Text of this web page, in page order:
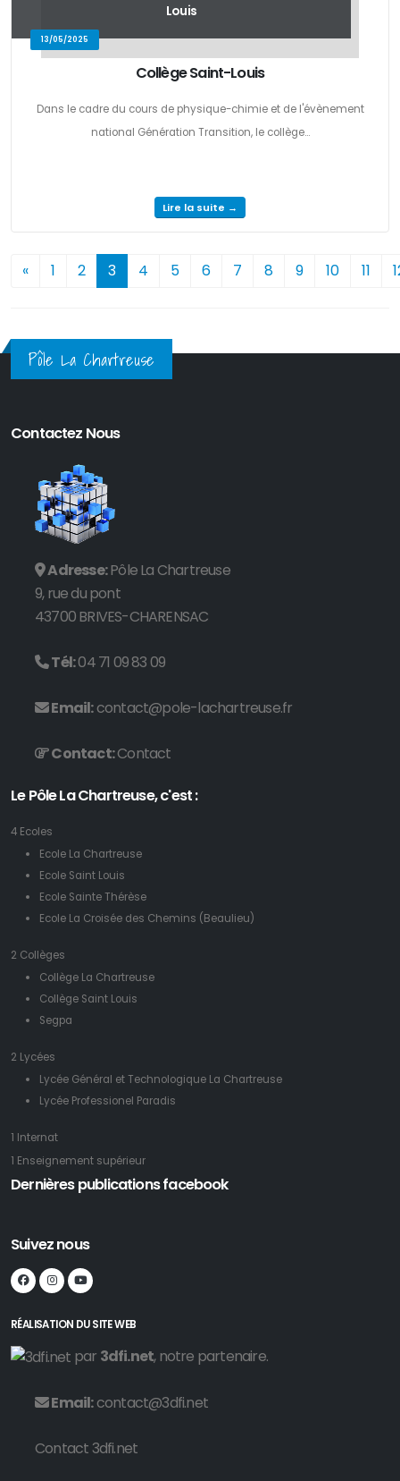
Louis
13/05/2025
Collège Saint-Louis
Dans le cadre du cours de physique-chimie et de l'évènement
national Génération Transition, le collège...
Lire la suite →
« 1 2 3 4 5 6 7 8 9 10 11
Pôle La Chartreuse
Contactez Nous
Adresse:Pôle La Chartreuse
9, rue du pont
43700 BRIVES-CHARENSAC
Tél:04 71 09 83 09
Email:contact@pole-lachartreuse.fr
Contact:Contact
Le Pôle La Chartreuse, c'est :
4 Ecoles
Ecole La Chartreuse
Ecole Saint Louis
Ecole Sainte Thérèse
Ecole La Croisée des Chemins (Beaulieu)
2 Collèges
Collège La Chartreuse
Collège Saint Louis
Segpa
2 Lycées
Lycée Général et Technologique La Chartreuse
Lycée Professionel Paradis
1 Internat
1 Enseignement supérieur
Dernières publications facebook
Suivez nous
RÉALISATION DU SITE WEB
par 3dfi.net, notre partenaire.
Email:contact@3dfi.net
Contact 3dfi.net